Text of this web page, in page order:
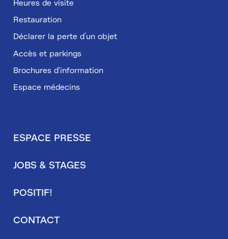
Heures de visite
Restauration
Déclarer la perte d’un objet
Accès et parkings
Brochures d'information
Espace médecins
de
page
ESPACE PRESSE
JOBS & STAGES
POSITIF!
CONTACT